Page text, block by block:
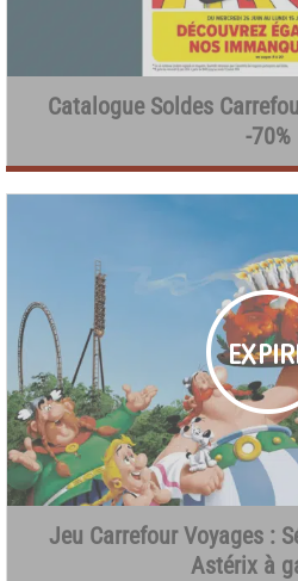
Catalogue Soldes
-70%
Jeu Carrefour Voyages :
Astérix à